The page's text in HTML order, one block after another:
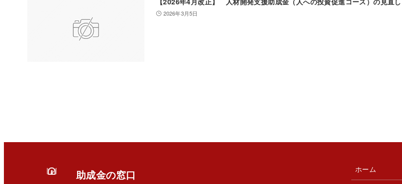
2026年3月5日
助成金の窓口 ホーム